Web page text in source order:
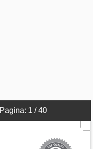
Pagina: 1 /40